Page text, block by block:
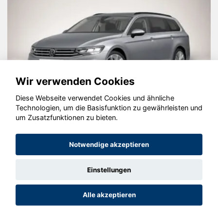
Skoda Karoq
© konjunkturmotor.de GmbH 2020 - 2026
Wir verwenden Cookies
Diese Webseite verwendet Cookies und ähnliche
Technologien, um die Basisfunktion zu gewährleisten und
um Zusatzfunktionen zu bieten.
Notwendige akzeptieren
Einstellungen
Alle akzeptieren